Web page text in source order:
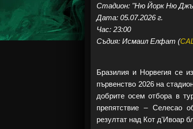
Стадион: "Ню Йорк Ню
Дата: 05.07.2026 г.
Час: 23:00
Съдия: Исмаил Елфат (
Бразилия и Норвегия се
първенство 2026 на
добрите осем отбора в
препятствие – Селесао
резултат над Кот д'Ивоар